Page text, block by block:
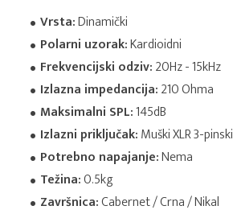
Vrsta:Dinamički
Polarni uzorak:Kardioidni
Frekvencijski odziv:20Hz - 15kHz
Izlazna impedancija:210 Ohma
Maksimalni SPL:145dB
Izlazni priključak:Muški XLR 3-pinski
Potrebno napajanje:Nema
Težina:0.5kg
Završnica:Cabernet / Crna / Nikal